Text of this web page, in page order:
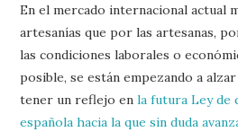
En el mercado internacional actual
artesanías que por las artesanas,
las condiciones laborales o
posible, se están empezando a
tener un reflejo enla futura Ley de
española hacia la que sin duda